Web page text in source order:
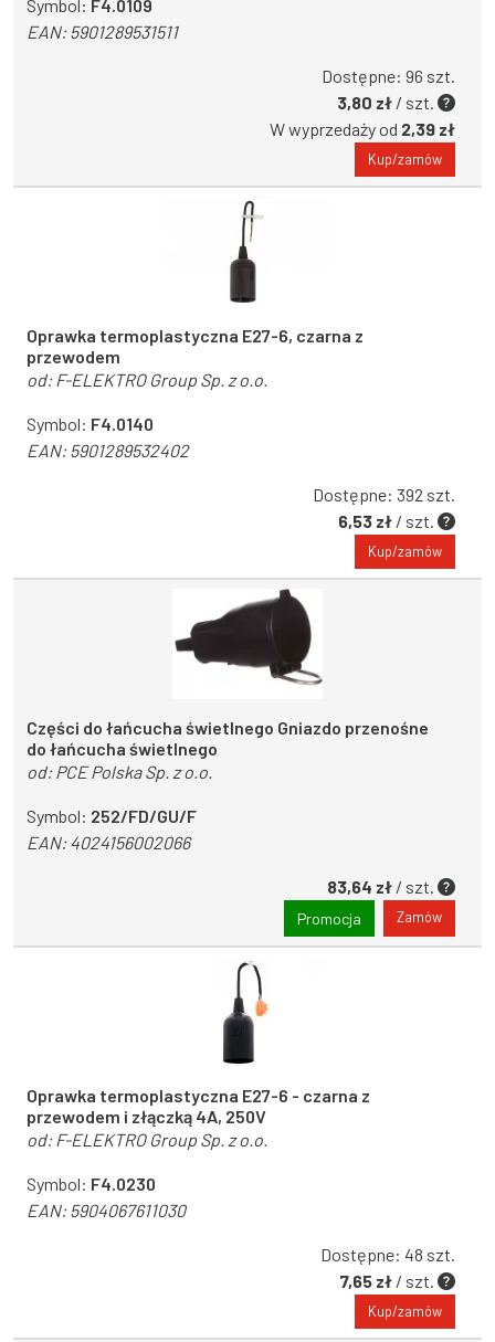
Symbol: F4.0109
EAN:5901289531511
Dostępne: 96 szt.
3,80 zł / szt.
W wyprzedaży od 2,39 zł
Kup/zamów
Oprawka termoplastyczna E27-6, czarna z
przewodem
od: F-ELEKTRO Group Sp. z o.o.
Symbol: F4.0140
EAN:5901289532402
Dostępne: 392 szt.
6,53 zł / szt.
Kup/zamów
Części do łańcucha świetlnego Gniazdo przenośne
do łańcucha świetlnego
od: PCE Polska Sp. z o.o.
Symbol: 252/FD/GU/F
EAN:4024156002066
83,64 zł / szt.
Promocja Zamów
Oprawka termoplastyczna E27-6 - czarna z
przewodem i złączką 4A, 250V
od: F-ELEKTRO Group Sp. z o.o.
Symbol: F4.0230
EAN:5904067611030
Dostępne: 48 szt.
7,65 zł / szt.
Kup/zamów